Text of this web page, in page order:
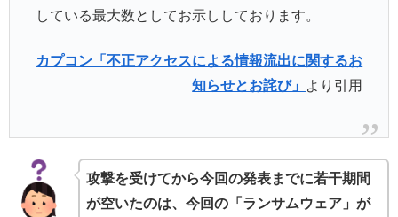
している最大数としてお示ししております。
カプコン「不正アクセスによる情報流出に関するお
知らせとお詫び」 より引用
攻撃を受けてから今回の発表までに若干期間
が空いたのは、今回の「ランサムウェア」が